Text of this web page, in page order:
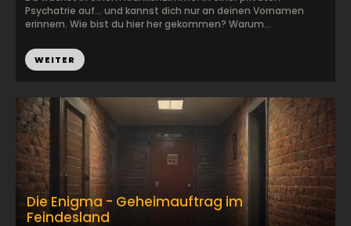
Die Enigma - Geheimauftrag im
Feindesland
Psychatrie auf… und kannst dich nur an deinen Vornamen
erinnern. Wie bist du hier her gekommen? Warum...
WEITER